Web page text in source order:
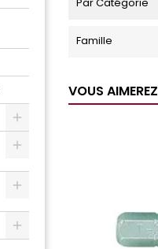
Famille
VOUS